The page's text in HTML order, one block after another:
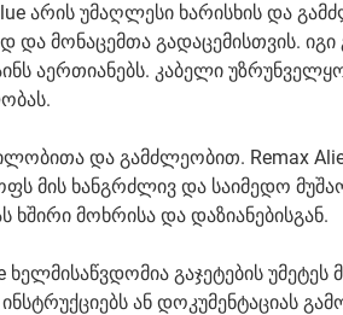
არის უმაღლესი ხარისხის და
და მონაცემთა გადაცემისთვის.
აერთიანებს. კაბელი
და გამძლეობით. Remax
მის ხანგრძლივ და საიმედო
ხშირი მოხრისა და დაზიანებისგან.
გაჯეტების
ან დოკუმენტაციას